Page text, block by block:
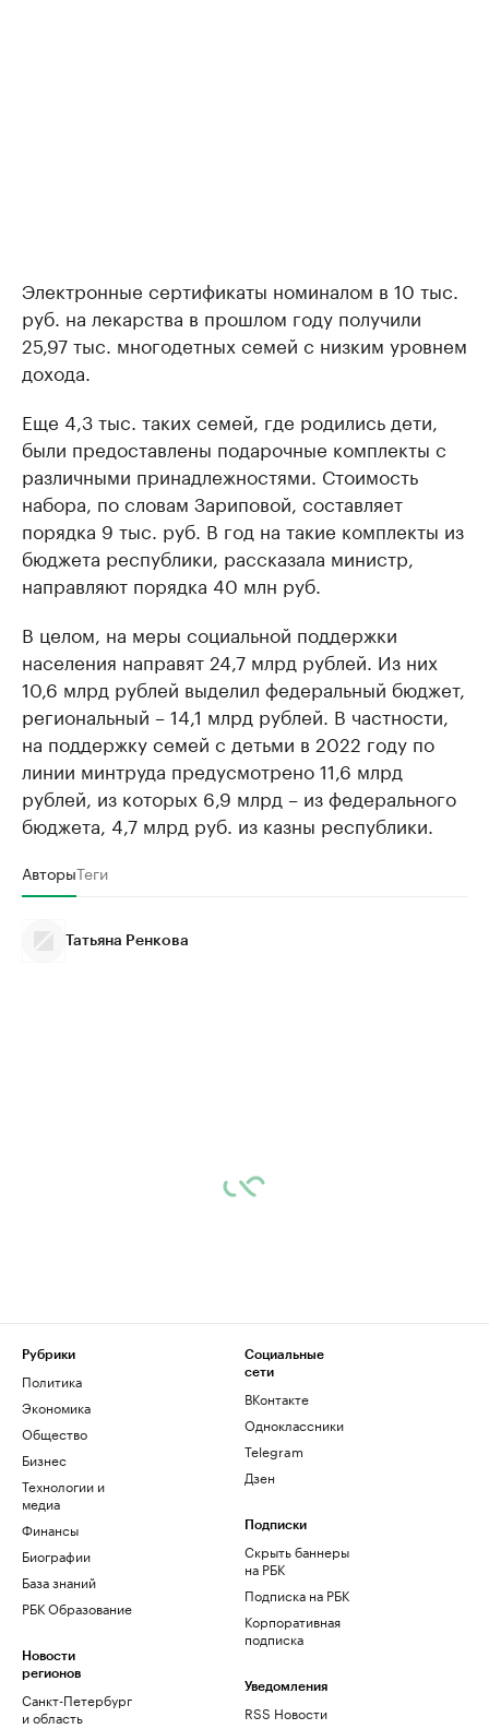
Электронные сертификаты номиналом в 10 тыс.
руб. на лекарства в прошлом году получили
25,97 тыс. многодетных семей с низким уровнем
дохода.
Еще 4,3 тыс. таких семей, где родились дети,
были предоставлены подарочные комплекты с
различными принадлежностями. Стоимость
набора, по словам Зариповой, составляет
порядка 9 тыс. руб. В год на такие комплекты из
бюджета республики, рассказала министр,
направляют порядка 40 млн руб.
В целом, на меры социальной поддержки
населения направят 24,7 млрд рублей. Из них
10,6 млрд рублей выделил федеральный бюджет,
региональный – 14,1 млрд рублей. В частности,
на поддержку семей с детьми в 2022 году по
линии минтруда предусмотрено 11,6 млрд
рублей, из которых 6,9 млрд – из федерального
бюджета, 4,7 млрд руб. из казны республики.
АвторыТеги
Татьяна Ренкова
Рубрики
Политика
Экономика
Общество
Бизнес
Технологии и
медиа
Финансы
Биографии
База знаний
РБК Образование
Новости
регионов
Санкт-Петербург
и область
Социальные
сети
ВКонтакте
Одноклассники
Telegram
Дзен
Подписки
Скрыть баннеры
на РБК
Подписка на РБК
Корпоративная
подписка
Уведомления
RSS Новости